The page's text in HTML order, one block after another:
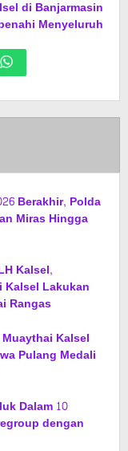
di Banjarmasin
Menyeluruh
Berakhir, Polda
Miras Hingga
Kalsel,
Lakukan
Rangas
Kalsel
Pulang Medali
Dalam 10
dengan